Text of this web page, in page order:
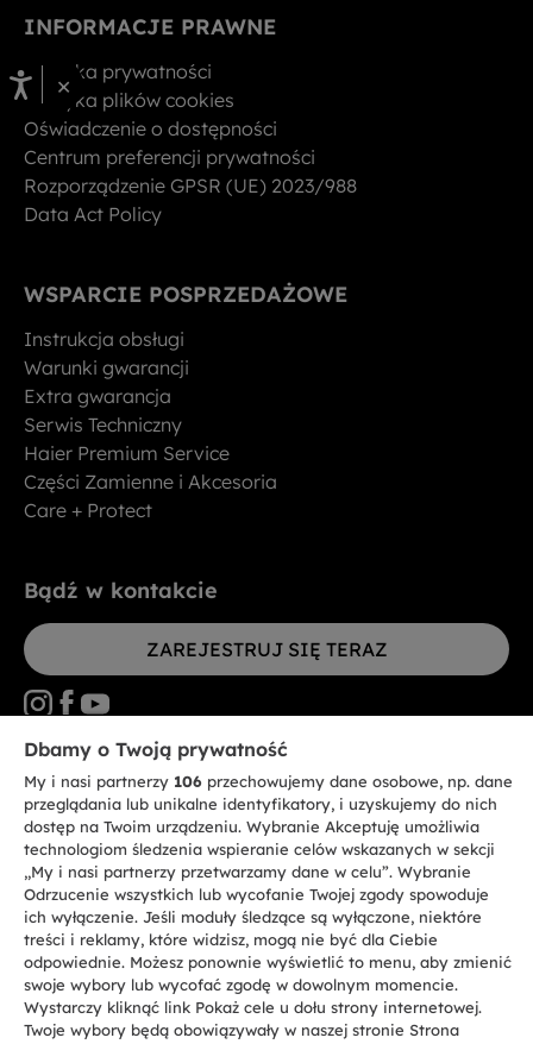
INFORMACJE PRAWNE
Polityka prywatności
Polityka plików cookies
Oświadczenie o dostępności
Centrum preferencji prywatności
Rozporządzenie GPSR (UE) 2023/988
Data Act Policy
WSPARCIE POSPRZEDAŻOWE
Instrukcja obsługi
Warunki gwarancji
Extra gwarancja
Serwis Techniczny
Haier Premium Service
Części Zamienne i Akcesoria
Care + Protect
Bądź w kontakcie
ZAREJESTRUJ SIĘ TERAZ
CANDY HOOVER GROUP S.r.I. - jednoosobowa sp. z.o.o. - SIEDZIBA
STATUTOWA: Via Comolli, 57 - 20861 Brugherio (MB) - Włochy -
SIEDZIBY ADMINISTRACYJNE: Via Privata Eden Fumagalli bez
nadanego numeru - 20861 Brugherio (MB) i Via Trento nr 20/A-22 - 20871
Vimercate (MB) - Włochy - Tel.: +39.039.2086.1 - Faks: +39.039.2086.237 -
Kapitał zakładowy 35.000.000,00 € wpłacony w całości - Kod identyfikacji
podatkowej i nr wpisu do Rejestru przedsiębiorstw dla rejonu Mediolan-
Monza-Brianza-Lodi 04666310158 - NIP 00786860965 - Numer wpisu do
Repertorium Ekonomiczno - Administracyjnego REA: MB-1033934 -
Autoryzacja IT AEOF 211870 - Spółka podlega zarządzaniu i koordynacji
Candy S.p.A.
PL / Polski
×
Dbamy o Twoją prywatność
My i nasi partnerzy 106 przechowujemy dane osobowe, np. dane
przeglądania lub unikalne identyfikatory, i uzyskujemy do nich
dostęp na Twoim urządzeniu. Wybranie Akceptuję umożliwia
technologiom śledzenia wspieranie celów wskazanych w sekcji
„My i nasi partnerzy przetwarzamy dane w celu”. Wybranie
Odrzucenie wszystkich lub wycofanie Twojej zgody spowoduje
ich wyłączenie. Jeśli moduły śledzące są wyłączone, niektóre
treści i reklamy, które widzisz, mogą nie być dla Ciebie
odpowiednie. Możesz ponownie wyświetlić to menu, aby zmienić
swoje wybory lub wycofać zgodę w dowolnym momencie.
Wystarczy kliknąć link Pokaż cele u dołu strony internetowej.
Twoje wybory będą obowiązywały w naszej stronie Strona